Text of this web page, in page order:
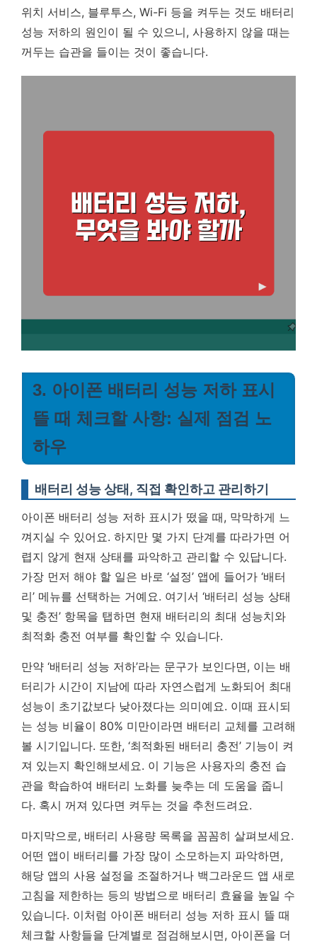
위치 서비스, 블루투스, Wi-Fi 등을 켜두는 것도 배터리
성능 저하의 원인이 될 수 있으니, 사용하지 않을 때는
꺼두는 습관을 들이는 것이 좋습니다.
3. 아이폰 배터리 성능 저하 표시
뜰 때 체크할 사항: 실제 점검 노
하우
배터리 성능 상태, 직접 확인하고 관리하기
아이폰 배터리 성능 저하 표시가 떴을 때, 막막하게 느
껴지실 수 있어요. 하지만 몇 가지 단계를 따라가면 어
렵지 않게 현재 상태를 파악하고 관리할 수 있답니다.
가장 먼저 해야 할 일은 바로 ‘설정’ 앱에 들어가 ‘배터
리’ 메뉴를 선택하는 거예요. 여기서 ‘배터리 성능 상태
및 충전’ 항목을 탭하면 현재 배터리의 최대 성능치와
최적화 충전 여부를 확인할 수 있습니다.
만약 ‘배터리 성능 저하’라는 문구가 보인다면, 이는 배
터리가 시간이 지남에 따라 자연스럽게 노화되어 최대
성능이 초기값보다 낮아졌다는 의미예요. 이때 표시되
는 성능 비율이 80% 미만이라면 배터리 교체를 고려해
볼 시기입니다. 또한, ‘최적화된 배터리 충전’ 기능이 켜
져 있는지 확인해보세요. 이 기능은 사용자의 충전 습
관을 학습하여 배터리 노화를 늦추는 데 도움을 줍니
다. 혹시 꺼져 있다면 켜두는 것을 추천드려요.
마지막으로, 배터리 사용량 목록을 꼼꼼히 살펴보세요.
어떤 앱이 배터리를 가장 많이 소모하는지 파악하면,
해당 앱의 사용 설정을 조절하거나 백그라운드 앱 새로
고침을 제한하는 등의 방법으로 배터리 효율을 높일 수
있습니다. 이처럼 아이폰 배터리 성능 저하 표시 뜰 때
체크할 사항들을 단계별로 점검해보시면, 아이폰을 더